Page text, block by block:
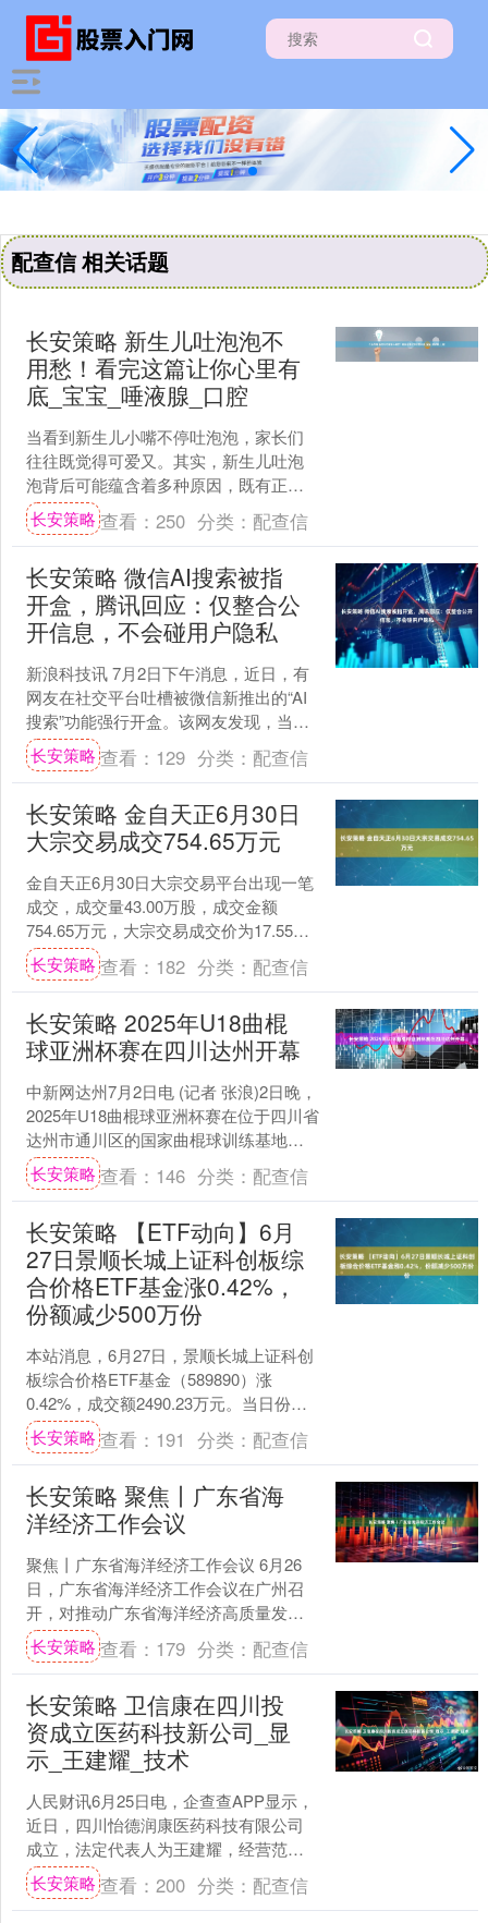
配查信 相关话题
长安策略 新生儿吐泡泡不
用愁！看完这篇让你心里有
底_宝宝_唾液腺_口腔
当看到新生儿小嘴不停吐泡泡，家长们
往往既觉得可爱又。其实，新生儿吐泡
泡背后可能蕴含着多种原因，既有正常
的生理现象，也可能是身体发出的健康
信号。接下来，我们就从多....
长安策略查看： 250 分类： 配查信
长安策略 微信AI搜索被指
开盒，腾讯回应：仅整合公
开信息，不会碰用户隐私
新浪科技讯 7月2日下午消息，近日，有
网友在社交平台吐槽被微信新推出的“AI
搜索”功能强行开盒。该网友发现，当微
信推文中出现本人姓名时，名字会变成
蓝色超链接，....
长安策略查看： 129 分类： 配查信
长安策略 金自天正6月30日
大宗交易成交754.65万元
金自天正6月30日大宗交易平台出现一笔
成交，成交量43.00万股，成交金额
754.65万元，大宗交易成交价为17.55
元，相对今日收盘价溢价8.47%。该笔交
易....
长安策略查看： 182 分类： 配查信
长安策略 2025年U18曲棍
球亚洲杯赛在四川达州开幕
中新网达州7月2日电 (记者 张浪)2日晚，
2025年U18曲棍球亚洲杯赛在位于四川省
达州市通川区的国家曲棍球训练基地开
幕。 开幕式后，中国队与马来西亚队进
行了....
长安策略查看： 146 分类： 配查信
长安策略 【ETF动向】6月
27日景顺长城上证科创板综
合价格ETF基金涨0.42%，
份额减少500万份
本站消息，6月27日，景顺长城上证科创
板综合价格ETF基金（589890）涨
0.42%，成交额2490.23万元。当日份额
减少了500万份，最新份额为8.35亿....
长安策略查看： 191 分类： 配查信
长安策略 聚焦丨广东省海
洋经济工作会议
聚焦丨广东省海洋经济工作会议 6月26
日，广东省海洋经济工作会议在广州召
开，对推动广东省海洋经济高质量发展
进行全面研究部署。 要闻聚焦 深度解读
融媒视角 1/....
长安策略查看： 179 分类： 配查信
长安策略 卫信康在四川投
资成立医药科技新公司_显
示_王建耀_技术
人民财讯6月25日电，企查查APP显示，
近日，四川怡德润康医药科技有限公司
成立，法定代表人为王建耀，经营范围
包含：医学研究和试验发展；技术服
务、技术开发、技术咨....
长安策略查看： 200 分类： 配查信